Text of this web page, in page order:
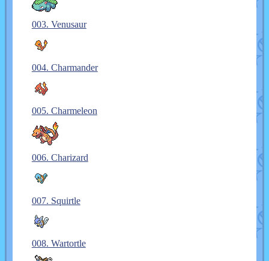
003. Venusaur
004. Charmander
005. Charmeleon
006. Charizard
007. Squirtle
008. Wartortle